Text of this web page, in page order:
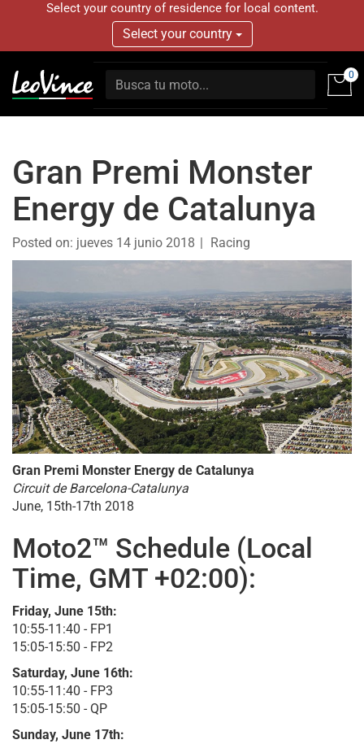
Select your country of residence for local content.
Select your country
0
Gran Premi Monster
Energy de Catalunya
Posted on: jueves 14 junio 2018 Racing
Gran Premi Monster Energy de Catalunya
Circuit de Barcelona-Catalunya
June, 15th-17th 2018
Moto2™ Schedule (Local
Time, GMT +02:00):
Friday, June 15th:
10:55-11:40 - FP1
15:05-15:50 - FP2
Saturday, June 16th:
10:55-11:40 - FP3
15:05-15:50 - QP
Sunday, June 17th: